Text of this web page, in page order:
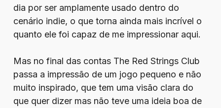
dia por ser amplamente usado dentro do
cenário indie, o que torna ainda mais incrível o
quanto ele foi capaz de me impressionar aqui.
Mas no final das contas The Red Strings Club
passa a impressão de um jogo pequeno e não
muito inspirado, que tem uma visão clara do
que quer dizer mas não teve uma ideia boa de